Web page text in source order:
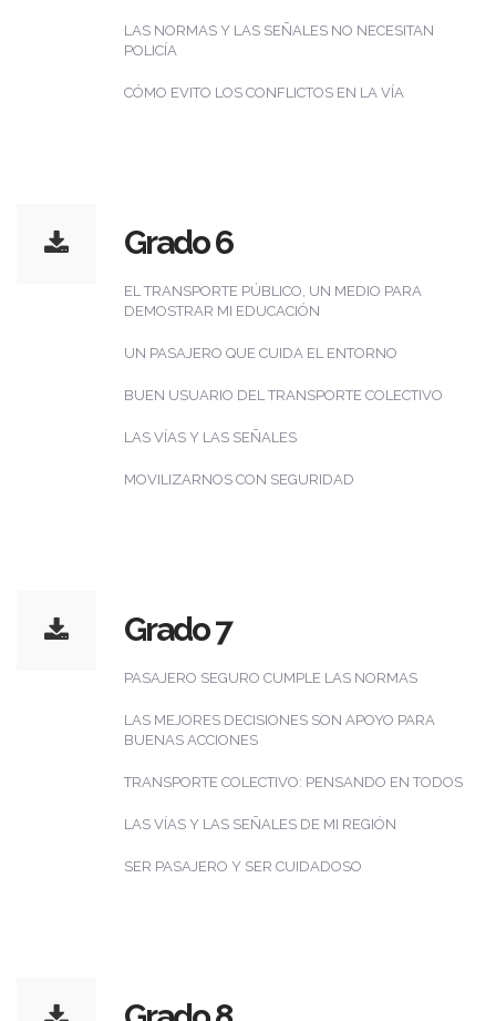
LAS NORMAS Y LAS SEÑALES NO NECESITAN
POLICÍA
CÓMO EVITO LOS CONFLICTOS EN LA VÍA
Grado 6
EL TRANSPORTE PÚBLICO, UN MEDIO PARA
DEMOSTRAR MI EDUCACIÓN
UN PASAJERO QUE CUIDA EL ENTORNO
BUEN USUARIO DEL TRANSPORTE COLECTIVO
LAS VÍAS Y LAS SEÑALES
MOVILIZARNOS CON SEGURIDAD
Grado 7
PASAJERO SEGURO CUMPLE LAS NORMAS
LAS MEJORES DECISIONES SON APOYO PARA
BUENAS ACCIONES
TRANSPORTE COLECTIVO: PENSANDO EN TODOS
LAS VÍAS Y LAS SEÑALES DE MI REGIÓN
SER PASAJERO Y SER CUIDADOSO